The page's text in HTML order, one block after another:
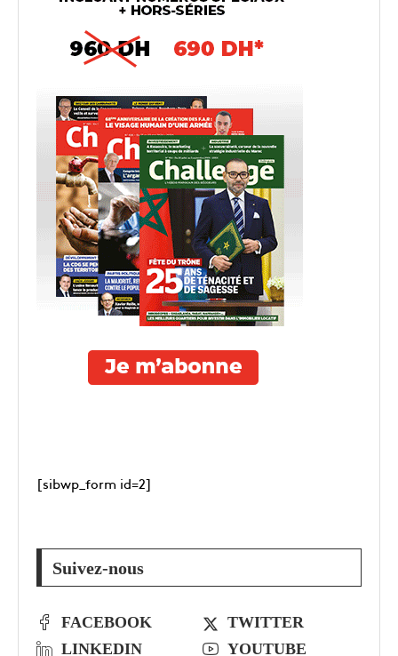
[sibwp_form id=2]
Suivez-nous
FACEBOOK
TWITTER
LINKEDIN
YOUTUBE